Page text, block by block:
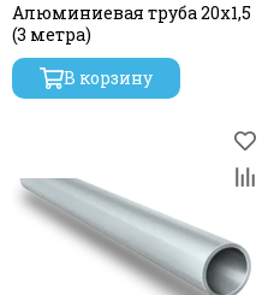
Алюминиевая труба 20х1,5
(3 метра)
В корзину